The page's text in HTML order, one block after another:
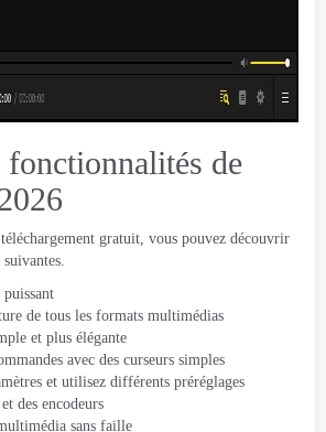
de
gratuit, vous pouvez découvrir
de tous les formats multimédias
et plus élégante
avec des curseurs simples
et utilisez différents préréglages
des encodeurs
sans faille